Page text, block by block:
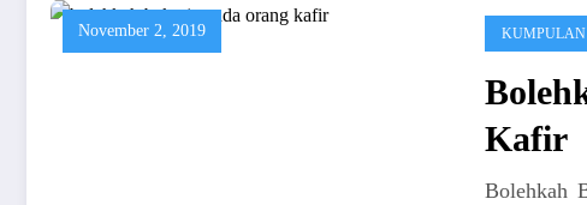
November 2, 2019 KUMPULAN
Kafir
Bolehkah